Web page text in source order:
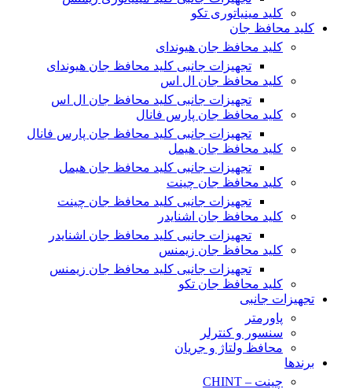
کلید مینیاتوری تکو
کلید محافظ جان
کلید محافظ جان هیوندای
تجهیزات جانبی کلید محافظ جان هیوندای
کلید محافظ جان ال اس
تجهیزات جانبی کلید محافظ جان ال اس
کلید محافظ جان پارس فانال
تجهیزات جانبی کلید محافظ جان پارس فانال
کلید محافظ جان هیمل
تجهیزات جانبی کلید محافظ جان هیمل
کلید محافظ جان چینت
تجهیزات جانبی کلید محافظ جان چینت
کلید محافظ جان اشنایدر
تجهیزات جانبی کلید محافظ جان اشنایدر
کلید محافظ جان زیمنس
تجهیزات جانبی کلید محافظ جان زیمنس
کلید محافظ جان تکو
تجهیزات جانبی
پاورمتر
سنسور و کنترلر
محافظ ولتاژ و‌ جریان
برندها
چینت – CHINT